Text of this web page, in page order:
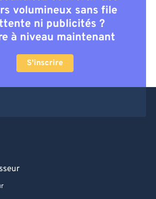
volumineux sans file
ni publicités ?
à niveau maintenant
S'inscrire